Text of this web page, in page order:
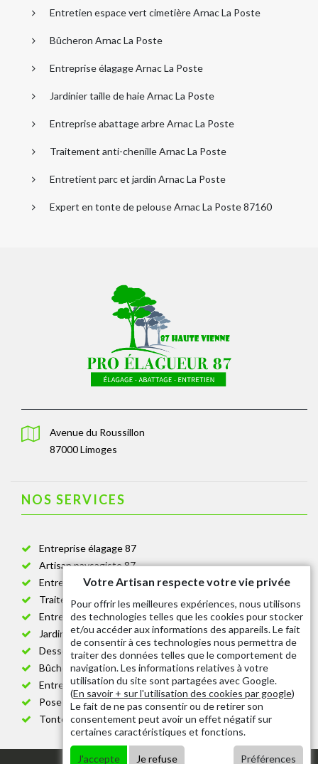
Entretien espace vert cimetière Arnac La Poste
Bûcheron Arnac La Poste
Entreprise élagage Arnac La Poste
Jardinier taille de haie Arnac La Poste
Entreprise abattage arbre Arnac La Poste
Traitement anti-chenille Arnac La Poste
Entretient parc et jardin Arnac La Poste
Expert en tonte de pelouse Arnac La Poste 87160
Avenue du Roussillon
87000 Limoges
NOS SERVICES
Entreprise élagage 87
Artisan paysagiste 87
Entreprise de jardinage 87
Traitement anti-chenille 87
Entreprise abattage arbre 87
Jardinier taille de haie 87
Dessouchage arbre et haie 87
Bûcheron 87
Entretien espace vert cimetière 87
Pose et changement grillage et clôture 87
Tonte de pelouse 87
Votre Artisan respecte votre vie privée
Pour offrir les meilleures expériences, nous utilisons
des technologies telles que les cookies pour stocker
et/ou accéder aux informations des appareils. Le fait
de consentir à ces technologies nous permettra de
traiter des données telles que le comportement de
navigation. Les informations relatives à votre
utilisation du site sont partagées avec Google.
(En savoir + sur l'utilisation des cookies par google)
Le fait de ne pas consentir ou de retirer son
consentement peut avoir un effet négatif sur
certaines caractéristiques et fonctions.
J'accepte Je refuse Préférences